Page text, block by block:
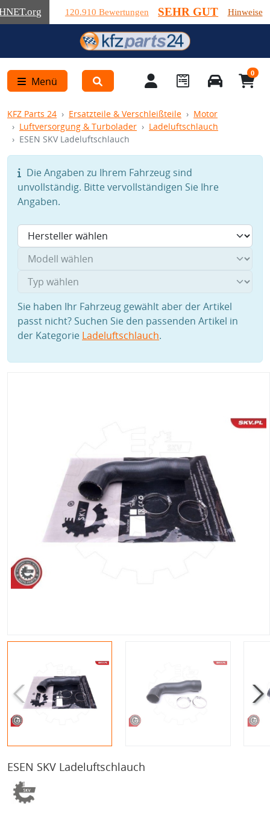
.org 120.910 Bewertungen SEHR GUT Hinweise
Menü
0
KFZ Parts 24 Ersatzteile & Verschleißteile
Motor
Luftversorgung & Turbolader
Ladeluftschlauch
ESEN SKV Ladeluftschlauch
Die Angaben zu Ihrem Fahrzeug sind
unvollständig. Bitte vervollständigen Sie Ihre
Angaben.
Sie haben Ihr Fahrzeug gewählt aber der Artikel
passt nicht? Suchen Sie den passenden Artikel in
der Kategorie Ladeluftschlauch.
ESEN SKV Ladeluftschlauch